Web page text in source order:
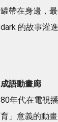
罐帶在身邊，
dark 的故事灌
成語動畫廊
80年代在電視
育」意義的動